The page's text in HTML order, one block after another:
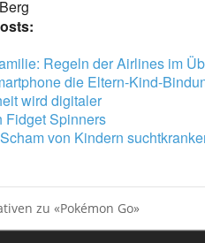
Regeln der Airlines im
die Eltern-Kind-
wird digitaler
Fidget Spinners
von Kindern
zu «Pokémon Go»